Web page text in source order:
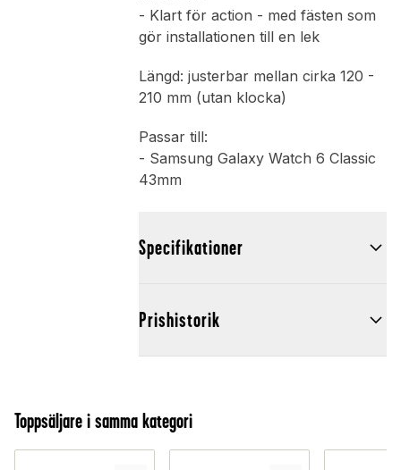
- Klart för action - med fästen som
gör installationen till en lek
Längd: justerbar mellan cirka 120 -
210 mm (utan klocka)
Passar till:
- Samsung Galaxy Watch 6 Classic
43mm
Specifikationer
Prishistorik
Toppsäljare i samma kategori